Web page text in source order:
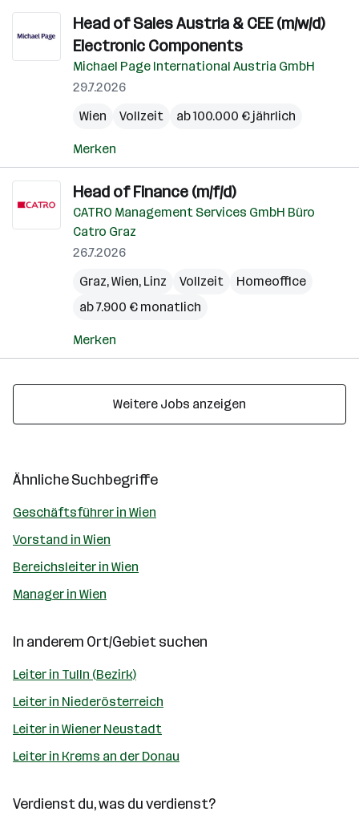
Head of Sales Austria & CEE (m/w/d)
Electronic Components
Michael Page International Austria GmbH
29.7.2026
Wien
Vollzeit ab 100.000 € jährlich
Merken
Head of Finance (m/f/d)
CATRO Management Services GmbH Büro
Catro Graz
26.7.2026
Graz,Wien, Linz Vollzeit
Homeoffice
ab 7.900 € monatlich
Merken
Weitere Jobs anzeigen
Ähnliche Suchbegriffe
Geschäftsführer in Wien
Vorstand in Wien
Bereichsleiter in Wien
Manager in Wien
In anderem Ort/Gebiet suchen
Leiter in Tulln (Bezirk)
Leiter in Niederösterreich
Leiter in Wiener Neustadt
Leiter in Krems an der Donau
Verdienst du, was du verdienst?